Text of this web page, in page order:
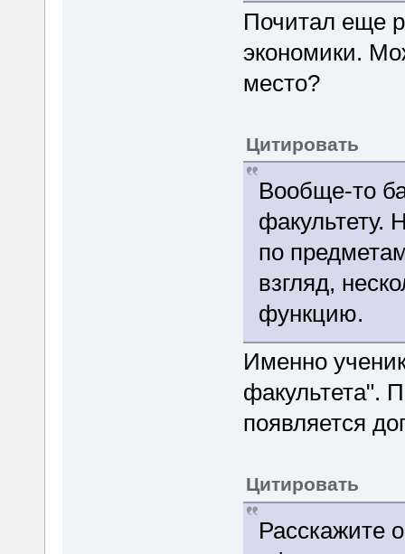
Почитал еще
экономики.
место?
Цитировать
Вообще-то
факультету.
по
взгляд,
функцию.
Именно
факультета".
появляется
Цитировать
Расскажите